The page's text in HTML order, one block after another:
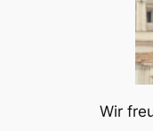
Wir